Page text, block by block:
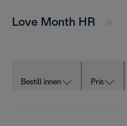
Love Month HR
Bestill innen Pris